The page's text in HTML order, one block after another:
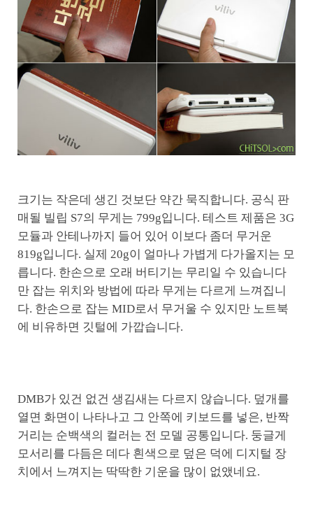
크기는 작은데 생긴 것보단 약간 묵직합니다. 공식 판
매될 빌립 S7의 무게는 799g입니다. 테스트 제품은 3G
모듈과 안테나까지 들어 있어 이보다 좀더 무거운
819g입니다. 실제 20g이 얼마나 가볍게 다가올지는 모
릅니다. 한손으로 오래 버티기는 무리일 수 있습니다
만 잡는 위치와 방법에 따라 무게는 다르게 느껴집니
다. 한손으로 잡는 MID로서 무거울 수 있지만 노트북
에 비유하면 깃털에 가깝습니다.
DMB가 있건 없건 생김새는 다르지 않습니다. 덮개를
열면 화면이 나타나고 그 안쪽에 키보드를 넣은, 반짝
거리는 순백색의 컬러는 전 모델 공통입니다. 둥글게
모서리를 다듬은 데다 흰색으로 덮은 덕에 디지털 장
치에서 느껴지는 딱딱한 기운을 많이 없앴네요.